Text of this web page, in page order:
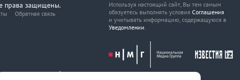
права защищены.
Обратная связь
Используя настоящий сайт, Вы тем самым
обязуетесь выполнять условия Соглашения
и учитывать информацию, содержащуюся в
Уведомлении.
технологий